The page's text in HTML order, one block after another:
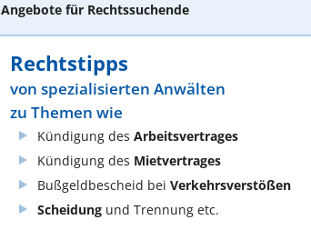
Angebote für Rechtssuchende
Rechtstipps
von spezialisierten Anwälten
zu Themen wie
Kündigung des Arbeitsvertrages
Kündigung des Mietvertrages
Bußgeldbescheid bei Verkehrsverstößen
Scheidung und Trennung etc.